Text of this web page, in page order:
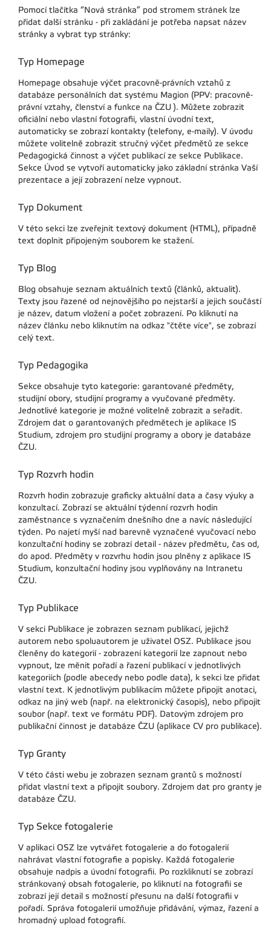
Pomocí tlačítka “Nová stránka” pod stromem stránek lze
přidat další stránku - při zakládání je potřeba napsat název
stránky a vybrat typ stránky:
Typ Homepage
Homepage obsahuje výčet pracovně-právních vztahů z
databáze personálních dat systému Magion (PPV: pracovně-
právní vztahy, členství a funkce na ČZU ). Můžete zobrazit
oficiální nebo vlastní fotografii, vlastní úvodní text,
automaticky se zobrazí kontakty (telefony, e-maily). V úvodu
můžete volitelně zobrazit stručný výčet předmětů ze sekce
Pedagogická činnost a výčet publikací ze sekce Publikace.
Sekce Úvod se vytvoří automaticky jako základní stránka Vaší
prezentace a její zobrazení nelze vypnout.
Typ Dokument
V této sekci lze zveřejnit textový dokument (HTML), případně
text doplnit připojeným souborem ke stažení.
Typ Blog
Blog obsahuje seznam aktuálních textů (článků, aktualit).
Texty jsou řazené od nejnovějšího po nejstarší a jejich součástí
je název, datum vložení a počet zobrazení. Po kliknutí na
název článku nebo kliknutím na odkaz "čtěte více", se zobrazí
celý text.
Typ Pedagogika
Sekce obsahuje tyto kategorie: garantované předměty,
studijní obory, studijní programy a vyučované předměty.
Jednotlivé kategorie je možné volitelně zobrazit a seřadit.
Zdrojem dat o garantovaných předmětech je aplikace IS
Studium, zdrojem pro studijní programy a obory je databáze
ČZU.
Typ Rozvrh hodin
Rozvrh hodin zobrazuje graficky aktuální data a časy výuky a
konzultací. Zobrazí se aktuální týdenní rozvrh hodin
zaměstnance s vyznačením dnešního dne a navíc následující
týden. Po najetí myší nad barevně vyznačené vyučovací nebo
konzultační hodiny se zobrazí detail - název předmětu, čas od,
do apod. Předměty v rozvrhu hodin jsou plněny z aplikace IS
Studium, konzultační hodiny jsou vyplňovány na Intranetu
ČZU.
Typ Publikace
V sekci Publikace je zobrazen seznam publikací, jejichž
autorem nebo spoluautorem je uživatel OSZ. Publikace jsou
členěny do kategorií - zobrazení kategorií lze zapnout nebo
vypnout, lze měnit pořadí a řazení publikací v jednotlivých
kategoriích (podle abecedy nebo podle data), k sekci lze přidat
vlastní text. K jednotlivým publikacím můžete připojit anotaci,
odkaz na jiný web (např. na elektronický časopis), nebo připojit
soubor (např. text ve formátu PDF). Datovým zdrojem pro
publikační činnost je databáze ČZU (aplikace CV pro publikace).
Typ Granty
V této části webu je zobrazen seznam grantů s možností
přidat vlastní text a připojit soubory. Zdrojem dat pro granty je
databáze ČZU.
Typ Sekce fotogalerie
V aplikaci OSZ lze vytvářet fotogalerie a do fotogalerií
nahrávat vlastní fotografie a popisky. Každá fotogalerie
obsahuje nadpis a úvodní fotografii. Po rozkliknutí se zobrazí
stránkovaný obsah fotogalerie, po kliknutí na fotografii se
zobrazí její detail s možností přesunu na další fotografii v
pořadí. Správa fotogalerií umožňuje přidávání, výmaz, řazení a
hromadný upload fotografií.